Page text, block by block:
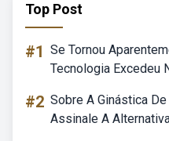
Top Post
#1 Se Tornou
Tecnologia Excedeu
#2 Sobre A Ginástica
Assinale A